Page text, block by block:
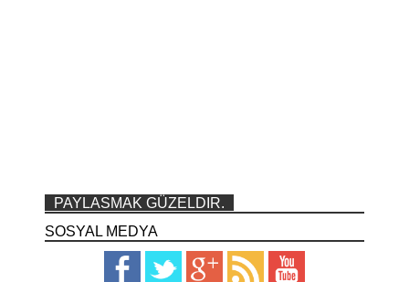
PAYLASMAK GÜZELDIR.
SOSYAL MEDYA